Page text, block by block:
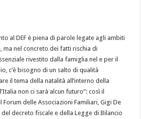
al DEF è piena di parole legate agli ambiti
ma nel concreto dei fatti rischia di
rivestito dalla famiglia nel e per il
c’è bisogno di un salto di qualità
il tema della natalità all’interno della
non ci sarà alcun futuro”: così il
delle Associazioni Familiari, Gigi De
decreto fiscale e della Legge di Bilancio